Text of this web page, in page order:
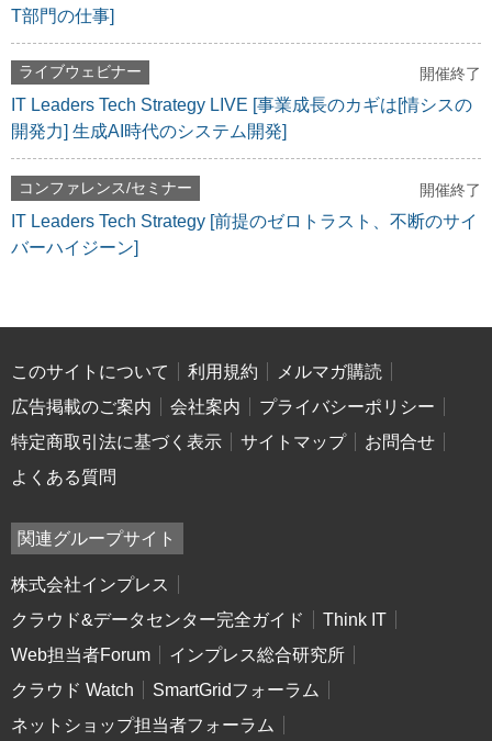
T部門の仕事]
ライブウェビナー 開催終了
IT Leaders Tech Strategy LIVE [事業成長のカギは[情シスの
開発力] 生成AI時代のシステム開発]
コンファレンス/セミナー 開催終了
IT Leaders Tech Strategy [前提のゼロトラスト、不断のサイ
バーハイジーン]
このサイトについて 利用規約
メルマガ購読
広告掲載のご案内
会社案内
プライバシーポリシー
特定商取引法に基づく表示
サイトマップ
お問合せ
よくある質問
関連グループサイト
株式会社インプレス
クラウド&データセンター完全ガイド
Think IT
Web担当者Forum
インプレス総合研究所
クラウド Watch
SmartGridフォーラム
ネットショップ担当者フォーラム